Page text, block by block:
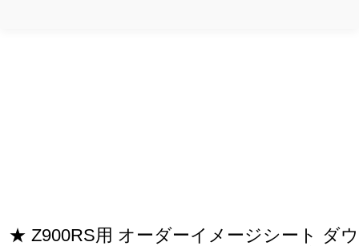
★ Z900RS用 オーダーイメージシート ダウ